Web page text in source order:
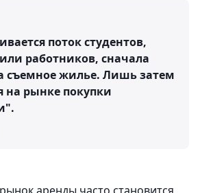
поток студентов,
работников, сначала
съемное жилье. Лишь затем
на рынке покупки